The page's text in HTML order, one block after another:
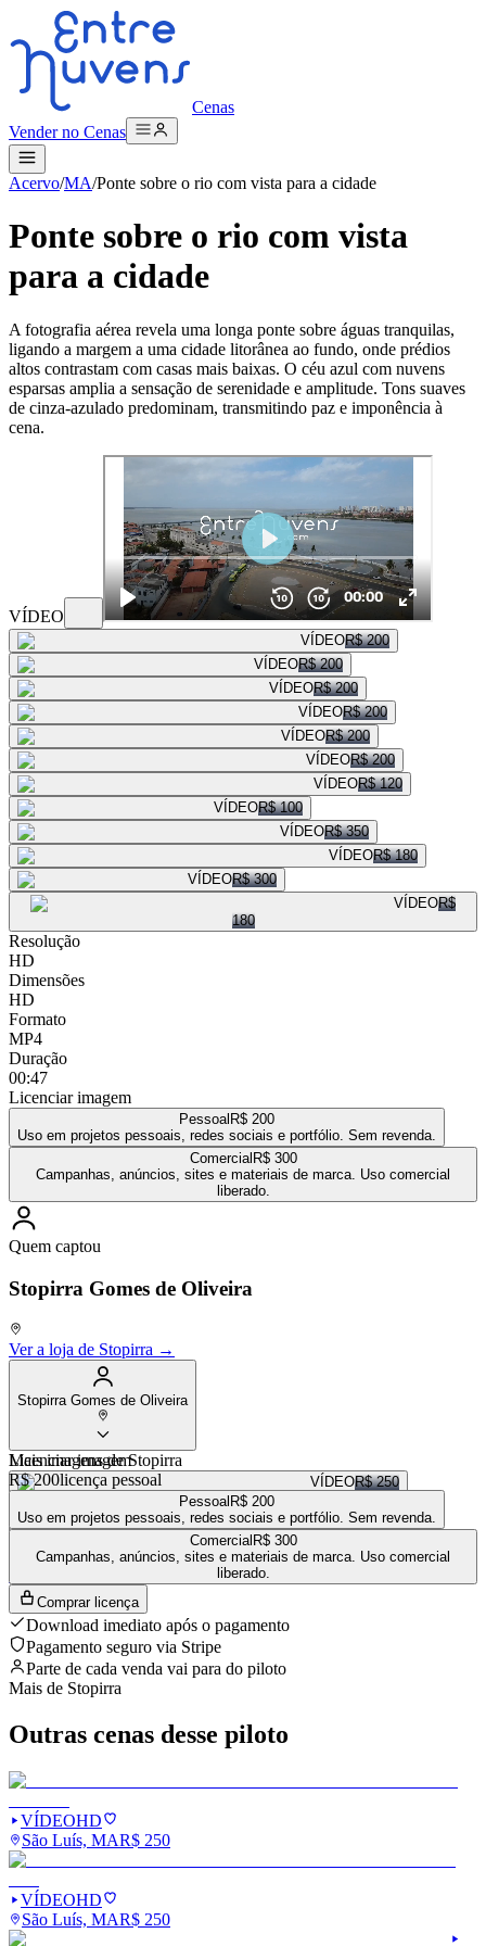
Cenas
Vender no Cenas
Acervo/MA/Ponte sobre o rio com vista para a cidade
Ponte sobre o rio com vista
para a cidade
A fotografia aérea revela uma longa ponte sobre águas tranquilas,
ligando a margem a uma cidade litorânea ao fundo, onde prédios
altos contrastam com casas mais baixas. O céu azul com nuvens
esparsas amplia a sensação de serenidade e amplitude. Tons suaves
de cinza-azulado predominam, transmitindo paz e imponência à
cena.
VÍDEO
VÍDEOR$ 200
VÍDEOR$ 200
VÍDEOR$ 200
VÍDEOR$ 200
VÍDEOR$ 200
VÍDEOR$ 200
VÍDEOR$ 120
VÍDEOR$ 100
VÍDEOR$ 350
VÍDEOR$ 180
VÍDEOR$ 300
VÍDEOR$
180
Resolução
HD
Dimensões
HD
Formato
MP4
Duração
00:47
Licenciar imagem
Pessoal R$ 200
Uso em projetos pessoais, redes sociais e portfólio. Sem revenda.
Comercial R$ 300
Campanhas, anúncios, sites e materiais de marca. Uso comercial
liberado.
Quem captou
Stopirra Gomes de Oliveira
Ver a loja de Stopirra →
Stopirra Gomes de Oliveira
Mais imagens deStopirra
VÍDEOR$ 250
VÍDEOR$ 250
VÍDEOR$ 250
Stopirra→
Licenciar imagem
R$ 200licença pessoal
Pessoal R$ 200
Uso em projetos pessoais, redes sociais e portfólio. Sem revenda.
Comercial R$ 300
Campanhas, anúncios, sites e materiais de marca. Uso comercial
liberado.
Comprar licença
Download imediato após o pagamento
Pagamento seguro via Stripe
Parte de cada venda vai para do piloto
Mais de Stopirra
Outras cenas desse piloto
VÍDEOHD
São Luís, MAR$ 250
VÍDEOHD
São Luís, MAR$ 250